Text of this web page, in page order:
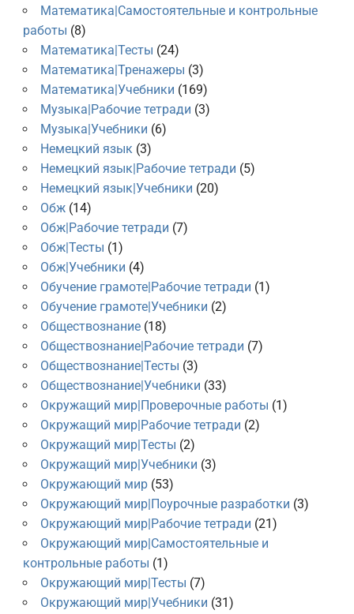
Математика|Самостоятельные и контрольные
работы (8)
Математика|Тесты (24)
Математика|Тренажеры (3)
Математика|Учебники (169)
Музыка|Рабочие тетради (3)
Музыка|Учебники (6)
Немецкий язык(3)
Немецкий язык|Рабочие тетради (5)
Немецкий язык|Учебники (20)
Обж(14)
Обж|Рабочие тетради (7)
Обж|Тесты (1)
Обж|Учебники (4)
Обучение грамоте|Рабочие тетради (1)
Обучение грамоте|Учебники (2)
Обществознание(18)
Обществознание|Рабочие тетради (7)
Обществознание|Тесты (3)
Обществознание|Учебники (33)
Окружащий мир|Проверочные работы (1)
Окружащий мир|Рабочие тетради (2)
Окружащий мир|Тесты (2)
Окружащий мир|Учебники (3)
Окружающий мир(53)
Окружающий мир|Поурочные разработки (3)
Окружающий мир|Рабочие тетради (21)
Окружающий мир|Самостоятельные и
контрольные работы (1)
Окружающий мир|Тесты (7)
Окружающий мир|Учебники (31)